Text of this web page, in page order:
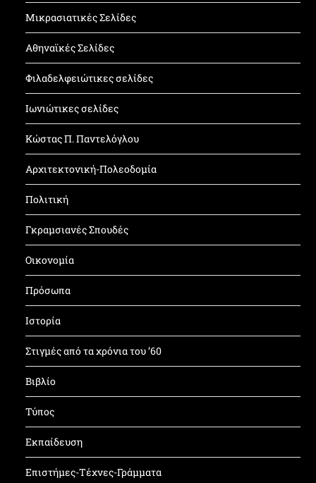
Μικρασιατικές Σελίδες
Αθηναϊκές Σελίδες
Φιλαδελφειώτικες σελίδες
Ιωνιώτικες σελίδες
Κώστας Π. Παντελόγλου
Αρχιτεκτονική-Πολεοδομία
Πολιτική
Γκραμσιανές Σπουδές
Οικονομία
Πρόσωπα
Ιστορία
Στιγμές από τα χρόνια του ’60
Βιβλίο
Τύπος
Εκπαίδευση
Επιστήμες-Τέχνες-Γράμματα